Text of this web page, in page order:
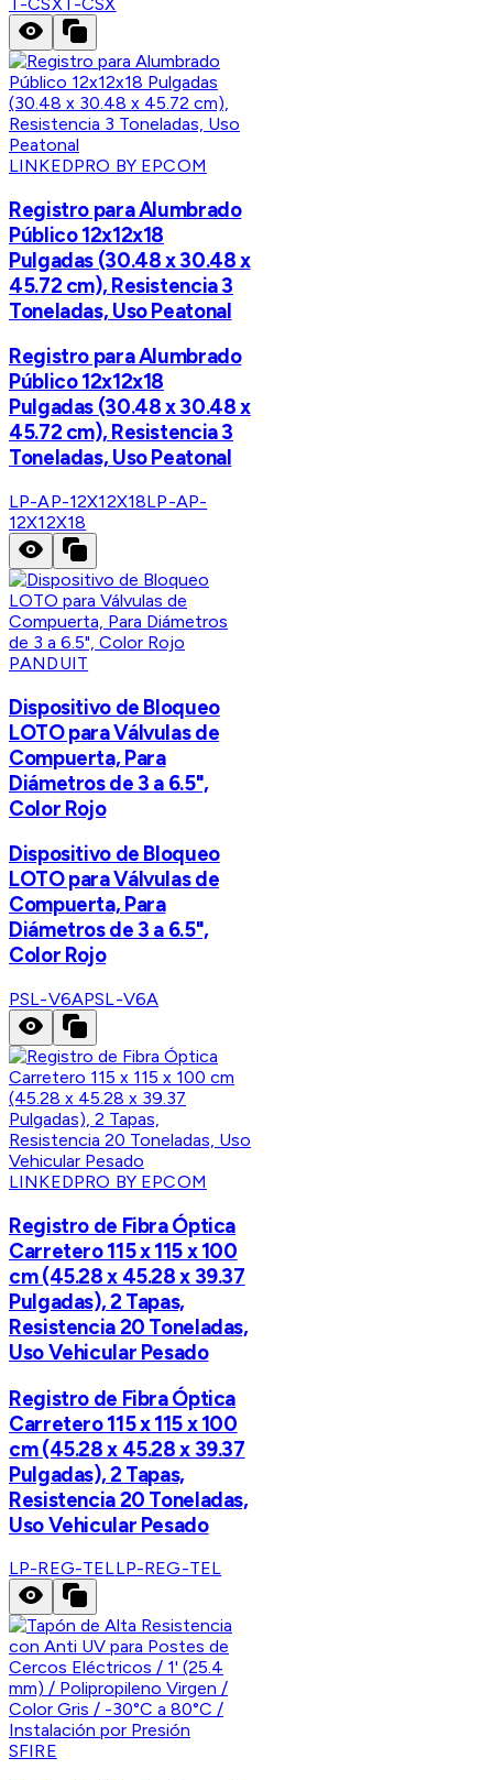
LINKEDPRO BY EPCOM
Registro para Alumbrado
Público 12x12x18
Pulgadas (30.48 x 30.48 x
45.72 cm), Resistencia 3
Toneladas, Uso Peatonal
Registro para Alumbrado
Público 12x12x18
Pulgadas (30.48 x 30.48 x
45.72 cm), Resistencia 3
Toneladas, Uso Peatonal
LP-AP-12X12X18LP-AP-
12X12X18
PANDUIT
Dispositivo de Bloqueo
LOTO para Válvulas de
Compuerta, Para
Diámetros de 3 a 6.5",
Color Rojo
Dispositivo de Bloqueo
LOTO para Válvulas de
Compuerta, Para
Diámetros de 3 a 6.5",
Color Rojo
PSL-V6APSL-V6A
LINKEDPRO BY EPCOM
Registro de Fibra Óptica
Carretero 115 x 115 x 100
cm (45.28 x 45.28 x 39.37
Pulgadas), 2 Tapas,
Resistencia 20 Toneladas,
Uso Vehicular Pesado
Registro de Fibra Óptica
Carretero 115 x 115 x 100
cm (45.28 x 45.28 x 39.37
Pulgadas), 2 Tapas,
Resistencia 20 Toneladas,
Uso Vehicular Pesado
LP-REG-TELLP-REG-TEL
SFIRE